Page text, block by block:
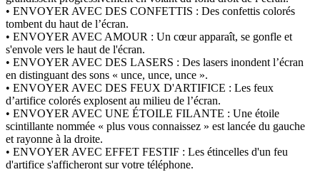
• ENVOYER AVEC DES CONFETTIS : Des confettis colorés
tombent du haut de l’écran.
• ENVOYER AVEC AMOUR : Un cœur apparaît, se gonfle et
s'envole vers le haut de l'écran.
• ENVOYER AVEC DES LASERS : Des lasers inondent l’écran
en distinguant des sons « unce, unce, unce ».
• ENVOYER AVEC DES FEUX D'ARTIFICE : Les feux
d’artifice colorés explosent au milieu de l’écran.
• ENVOYER AVEC UNE ÉTOILE FILANTE : Une étoile
scintillante nommée « plus vous connaissez » est lancée du gauche
et rayonne à la droite.
• ENVOYER AVEC EFFET FESTIF : Les étincelles d'un feu
d'artifice s'afficheront sur votre téléphone.